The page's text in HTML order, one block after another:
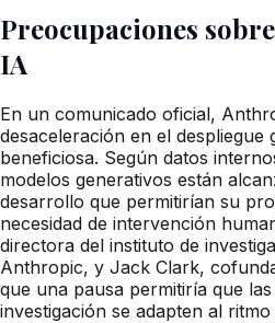
Preocupaciones
IA
En un comunicado oficial,
desaceleración en el despliegue
beneficiosa. Según datos
modelos generativos están
desarrollo que permitirían su
necesidad de intervención
directora del instituto de
Anthropic, y Jack Clark,
que una pausa permitiría que
investigación se adapten al